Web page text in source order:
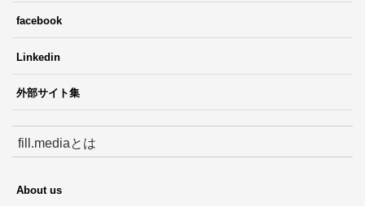
facebook
Linkedin
外部サイト集
fill.mediaとは
About us